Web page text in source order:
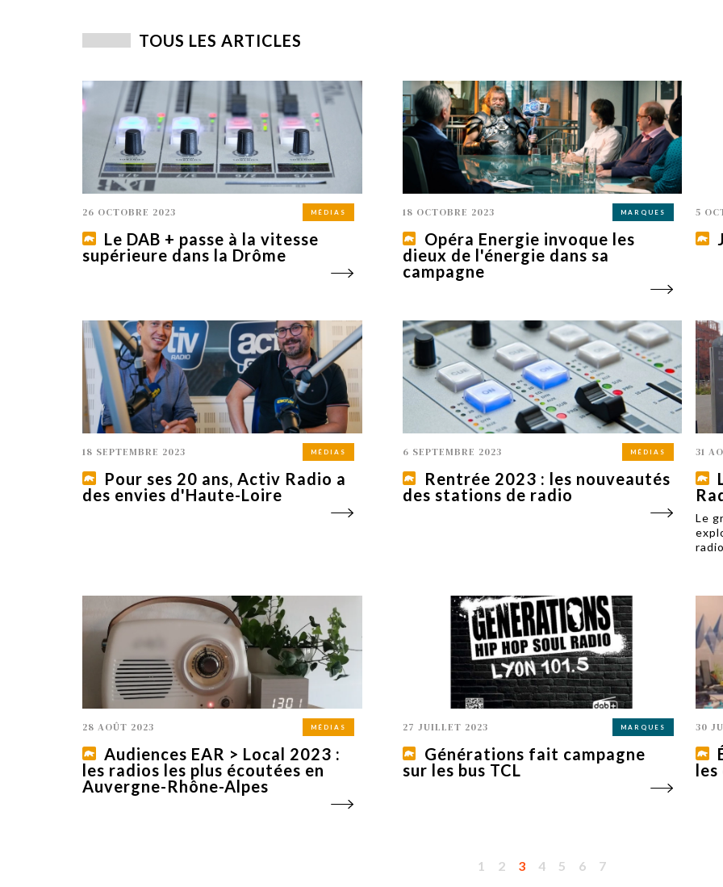
TOUS LES ARTICLES
26 OCTOBRE 2023 MÉDIAS
Le DAB + passe à la vitesse
supérieure dans la Drôme
18 OCTOBRE 2023 MARQUES
Opéra Energie invoque les
dieux de l'énergie dans sa
campagne
5
18 SEPTEMBRE 2023 MÉDIAS
Pour ses 20 ans, Activ Radio a
des envies d'Haute-Loire
6 SEPTEMBRE 2023 MÉDIAS
Rentrée 2023 : les nouveautés
des stations de radio
31
Le
28 AOÛT 2023 MÉDIAS
Audiences EAR > Local 2023 :
les radios les plus écoutées en
Auvergne-Rhône-Alpes
27 JUILLET 2023 MARQUES
Générations fait campagne
sur les bus TCL
30
1 2 3 4 5 6 7